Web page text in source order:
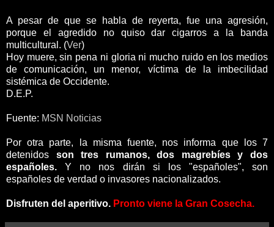
A pesar de que se habla de reyerta, fue una agresión,
porque el agredido no quiso dar cigarros a la banda
multicultural. (Ver)
Hoy muere, sin pena ni gloria ni mucho ruido en los medios
de comunicación, un menor, víctima de la imbecilidad
sistémica de Occidente.
D.E.P.
Fuente: MSN Noticias
Por otra parte, la misma fuente, nos informa que los 7
detenidos son tres rumanos, dos magrebíes y dos
españoles. Y no nos dirán si los "españoles", son
españoles de verdad o invasores nacionalizados.
Disfruten del aperitivo. Pronto viene la Gran Cosecha.